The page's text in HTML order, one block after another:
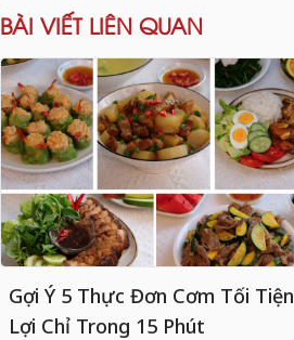
BÀI VIẾT LIÊN QUAN
Gợi Ý 5 Thực Đơn Cơm Tối Tiện
Lợi Chỉ Trong 15 Phút